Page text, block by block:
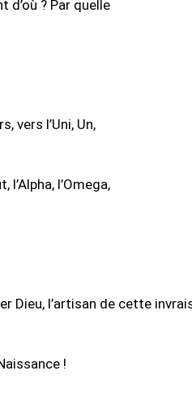
d’où ? Par quelle
vers l’Uni, Un,
l’Alpha, l’Omega,
Dieu, l’artisan de cette
!